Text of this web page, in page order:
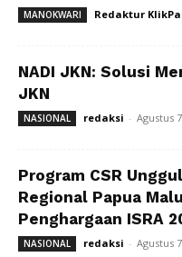
MANOKWARI Redaktur
NADI JKN: Solusi
JKN
NASIONAL redaksi - Agustus
Program CSR
Regional Papua
Penghargaan ISRA
NASIONAL redaksi - Agustus